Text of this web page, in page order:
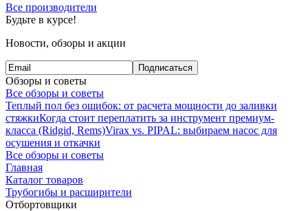
Все производители
Будьте в курсе!
Новости, обзоры и акции
Подписаться
Обзоры и советы
Все обзоры и советы
Теплый пол без ошибок: от расчета мощности до заливки
стяжкиКогда стоит переплатить за инструмент премиум-
класса (Ridgid, Rems)Virax vs. PIPAL: выбираем насос для
осушения и откачки
Все обзоры и советы
Главная
Каталог товаров
Трубогибы и расширители
Отбортовщики